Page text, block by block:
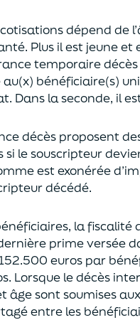
dépend de
Plus il est jeuneet
temporaire
au(x) bénéficiaire(s)
Dans la seconde, il
décès proposent
si le souscripteur
est exonérée
décédé.
la fiscalité
ère prime versée
euros par
Lorsque le décès
âge sont soumises
entre les